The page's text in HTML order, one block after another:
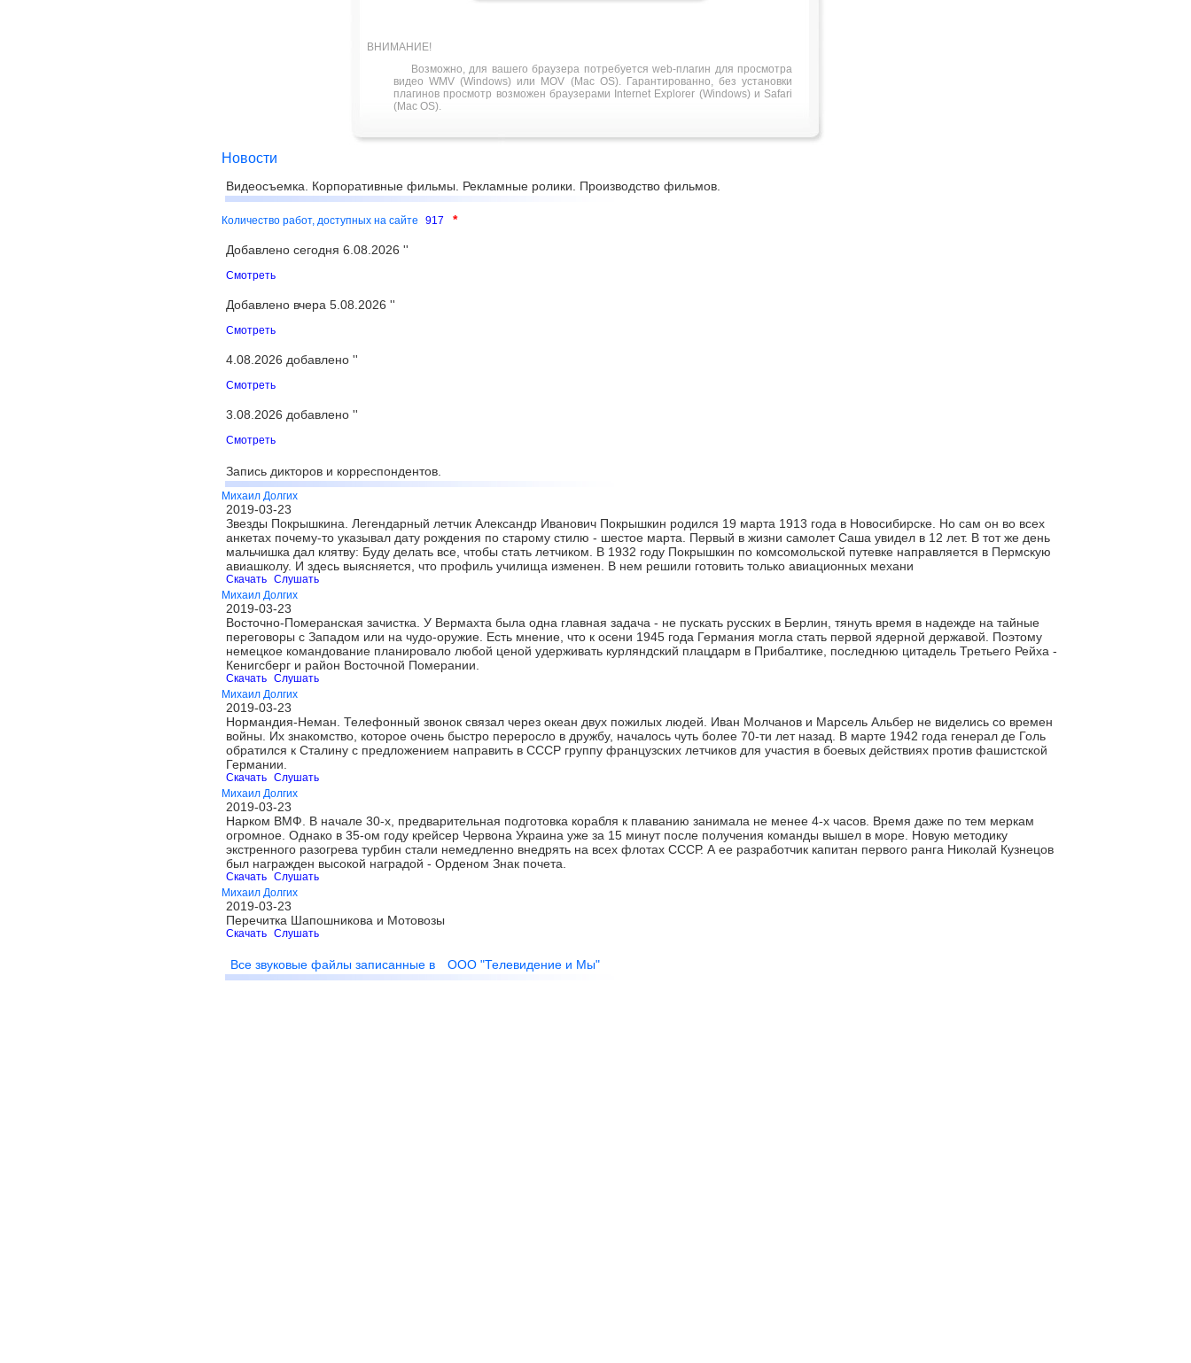
ВНИМАНИЕ!
Возможно, для вашего браузера потребуется web-плагин для просмотра
видео WMV (Windows) или MOV (Mac OS). Гарантированно, без установки
плагинов просмотр возможен браузерами Internet Explorer (Windows) и Safari
(Mac OS).
Новости
Видеосъемка. Корпоративные фильмы. Рекламные ролики. Производство фильмов.
Количество работ, доступных на сайте 917 *
Добавлено сегодня 6.08.2026 ''
Смотреть
Добавлено вчера 5.08.2026 ''
Смотреть
4.08.2026 добавлено ''
Смотреть
3.08.2026 добавлено ''
Смотреть
Запись дикторов и корреспондентов.
Михаил Долгих
2019-03-23
Звезды Покрышкина. Легендарный летчик Александр Иванович Покрышкин родился 19 марта 1913 года в Новосибирске. Но сам он во всех
анкетах почему-то указывал дату рождения по старому стилю - шестое марта. Первый в жизни самолет Саша увидел в 12 лет. В тот же день
мальчишка дал клятву: Буду делать все, чтобы стать летчиком. В 1932 году Покрышкин по комсомольской путевке направляется в Пермскую
авиашколу. И здесь выясняется, что профиль училища изменен. В нем решили готовить только авиационных механи
Скачать Слушать
Михаил Долгих
2019-03-23
Восточно-Померанская зачистка. У Вермахта была одна главная задача - не пускать русских в Берлин, тянуть время в надежде на тайные
переговоры с Западом или на чудо-оружие. Есть мнение, что к осени 1945 года Германия могла стать первой ядерной державой. Поэтому
немецкое командование планировало любой ценой удерживать курляндский плацдарм в Прибалтике, последнюю цитадель Третьего Рейха -
Кенигсберг и район Восточной Померании.
Скачать Слушать
Михаил Долгих
2019-03-23
Нормандия-Неман. Телефонный звонок связал через океан двух пожилых людей. Иван Молчанов и Марсель Альбер не виделись со времен
войны. Их знакомство, которое очень быстро переросло в дружбу, началось чуть более 70-ти лет назад. В марте 1942 года генерал де Голь
обратился к Сталину с предложением направить в СССР группу французских летчиков для участия в боевых действиях против фашистской
Германии.
Скачать Слушать
Михаил Долгих
2019-03-23
Нарком ВМФ. В начале 30-х, предварительная подготовка корабля к плаванию занимала не менее 4-х часов. Время даже по тем меркам
огромное. Однако в 35-ом году крейсер Червона Украина уже за 15 минут после получения команды вышел в море. Новую методику
экстренного разогрева турбин стали немедленно внедрять на всех флотах СССР. А ее разработчик капитан первого ранга Николай Кузнецов
был награжден высокой наградой - Орденом Знак почета.
Скачать Слушать
Михаил Долгих
2019-03-23
Перечитка Шапошникова и Мотовозы
Скачать Слушать
Все звуковые файлы записанные в ООО "Телевидение и Мы"